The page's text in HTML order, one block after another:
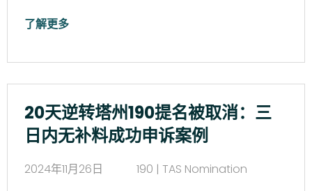
了解更多
20天逆转塔州190提名被取消：三
日内无补料成功申诉案例
2024年11月26日
190 | TAS Nomination